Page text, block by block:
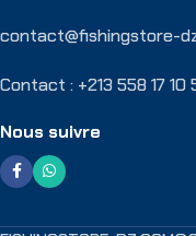
contact@fishingstore-
Contact : +213 558 17 10
Nous suivre